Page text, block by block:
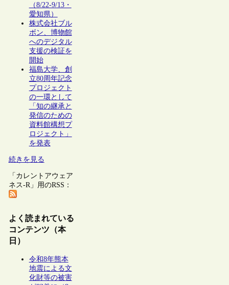
（8/22-9/13・
愛知県）
株式会社ブル
ボン、博物館
へのデジタル
支援の検証を
開始
福島大学、創
立80周年記念
プロジェクト
の一環として
「知の継承と
発信のための
資料館構想プ
ロジェクト」
を発表
続きを見る
「カレントアウェア
ネス-R」用のRSS：
よく読まれている
コンテンツ（本
日）
令和8年熊本
地震による文
化財等の被害